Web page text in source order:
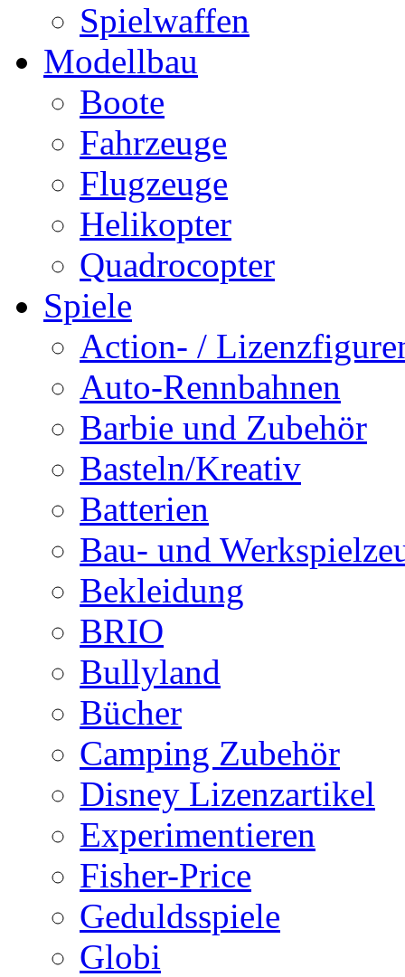
Spielwaffen
Modellbau
Boote
Fahrzeuge
Flugzeuge
Helikopter
Quadrocopter
Spiele
Action- /
Auto-Rennbahnen
Barbie und Zubehör
Basteln/Kreativ
Batterien
Bau- und
Bekleidung
BRIO
Bullyland
Bücher
Camping Zubehör
Disney Lizenzartikel
Experimentieren
Fisher-Price
Geduldsspiele
Globi